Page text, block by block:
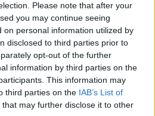
Please note that after your
you may continue seeing
on personal information utilized by
disclosed to third parties prior to
opt-out of the further
information by third parties on the
This information may
third parties on the IAB’s List of
that may further disclose it to other